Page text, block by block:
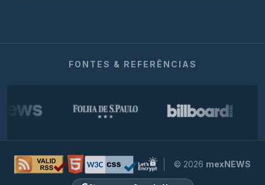
FONTES & REFERÊNCIAS
© 2026 mexNEWS